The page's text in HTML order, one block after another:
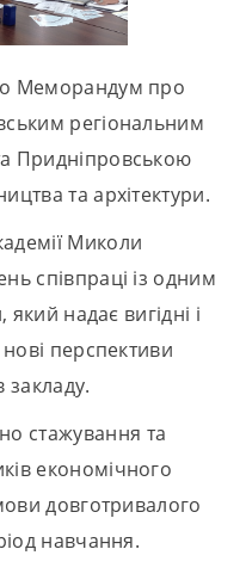
Меморандум про
регіональним
Придніпровською
та архітектури.
Миколи
співпраці із одним
надає вигідні і
перспективи
закладу.
стажування та
економічного
довготривалого
навчання.